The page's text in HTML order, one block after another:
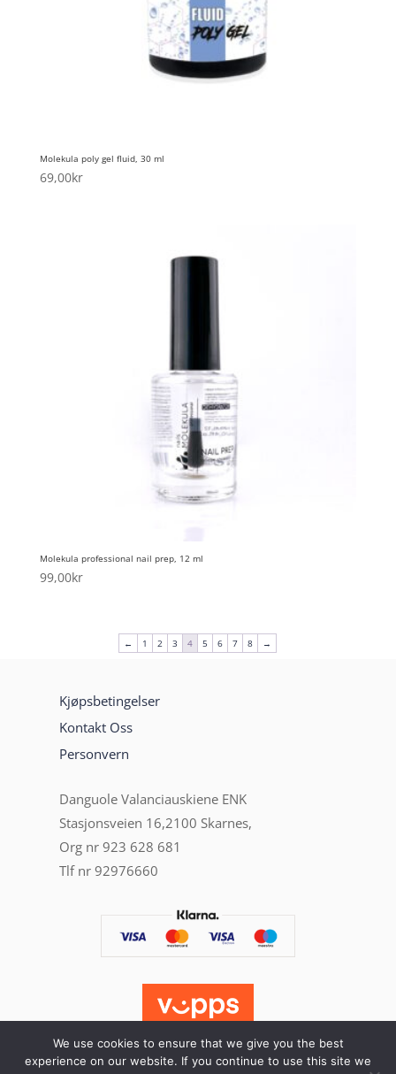
Molekula poly gel fluid, 30 ml
69,00kr
Molekula professional nail prep, 12 ml
99,00kr
← 1 2 3 4 5 6 7 8 →
Kjøpsbetingelser
Kontakt Oss
Personvern
Danguole Valanciauskiene ENK
Stasjonsveien 16,2100 Skarnes,
Org nr 923 628 681
Tlf nr 92976660
We use cookies to ensure that we give you the best
experience on our website. If you continue to use this site we